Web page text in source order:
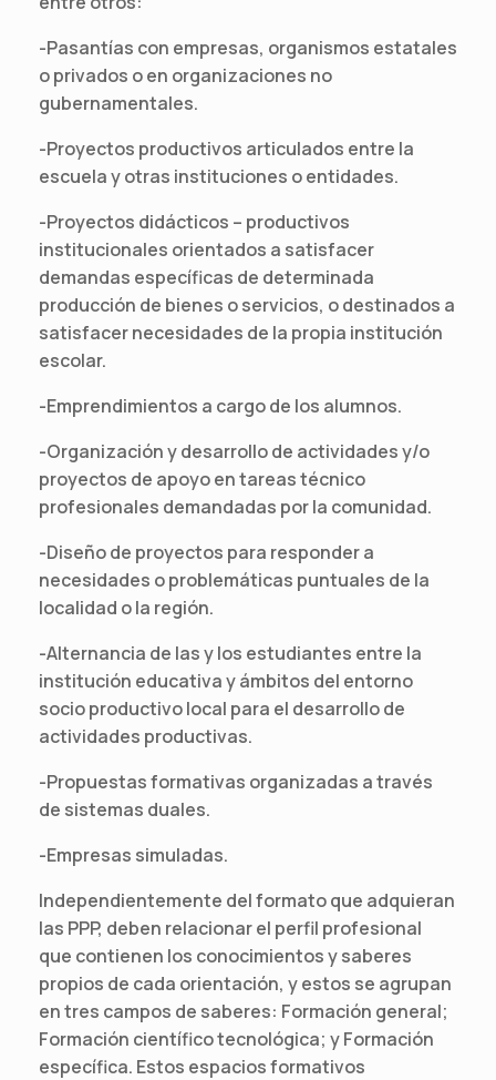
-Pasantías con empresas, organismos estatales
o privados o en organizaciones no
gubernamentales.
-Proyectos productivos articulados entre la
escuela y otras instituciones o entidades.
-Proyectos didácticos – productivos
institucionales orientados a satisfacer
demandas específicas de determinada
producción de bienes o servicios, o destinados a
satisfacer necesidades de la propia institución
escolar.
-Emprendimientos a cargo de los alumnos.
-Organización y desarrollo de actividades y/o
proyectos de apoyo en tareas técnico
profesionales demandadas por la comunidad.
-Diseño de proyectos para responder a
necesidades o problemáticas puntuales de la
localidad o la región.
-Alternancia de las y los estudiantes entre la
institución educativa y ámbitos del entorno
socio productivo local para el desarrollo de
actividades productivas.
-Propuestas formativas organizadas a través
de sistemas duales.
-Empresas simuladas.
Independientemente del formato que adquieran
las PPP, deben relacionar el perfil profesional
que contienen los conocimientos y saberes
propios de cada orientación, y estos se agrupan
en tres campos de saberes: Formación general;
Formación científico tecnológica; y Formación
específica. Estos espacios formativos